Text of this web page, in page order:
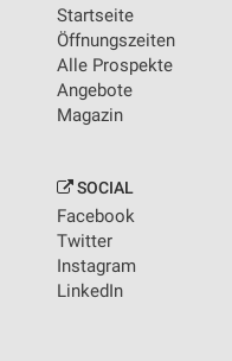
Startseite
Öffnungszeiten
Alle Prospekte
Angebote
Magazin
SOCIAL
Facebook
Twitter
Instagram
LinkedIn